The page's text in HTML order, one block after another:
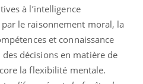
à l’intelligence
le raisonnement moral, la
et connaissance
décisions en matière de
la flexibilité mentale.